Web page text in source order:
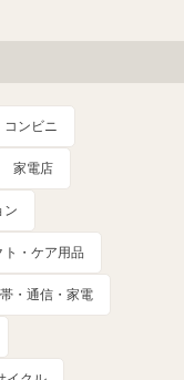
コンビニ
家電店
ン
ト・ケア用品
・通信・家電